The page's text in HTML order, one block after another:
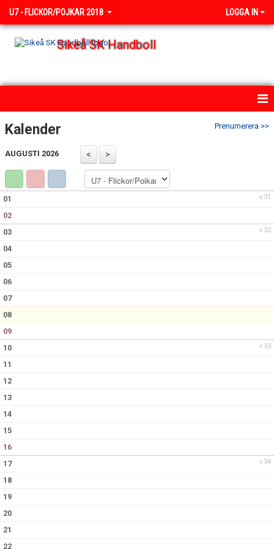
U7 - FLICKOR/POJKAR 2018 LOGGA IN
Sikeå SK Handboll
HEM
NYHETER
MATCHER
TRUPPEN
DOKUMENT
KONTAKT
Prenumerera >>
Kalender
AUGUSTI 2026
v.31
01
02
v.32
03
04
05
06
07
08
09
v.33
10
11
12
13
14
15
16
v.34
17
18
19
20
21
22